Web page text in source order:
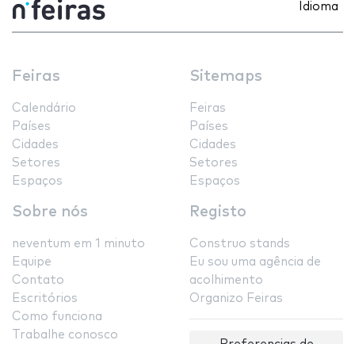
Idioma
Feiras
Calendário
Países
Cidades
Setores
Espaços
Sitemaps
Feiras
Países
Cidades
Setores
Espaços
Sobre nós
neventum em 1 minuto
Equipe
Contato
Escritórios
Como funciona
Trabalhe conosco
Registo
Construo stands
Eu sou uma agência de
acolhimento
Organizo Feiras